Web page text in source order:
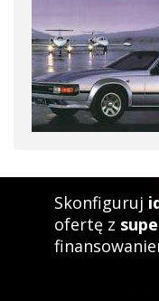
Skonfiguruj
ofertę z